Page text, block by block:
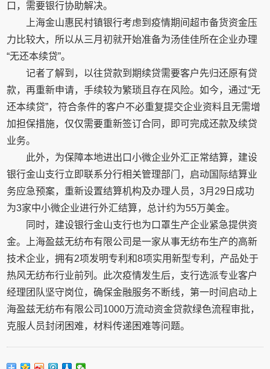
口，需要银行协助解决。
上海金山惠民村镇银行考虑到疫情期间超市备货资金压
力比较大，所以从三月初就开始准备为汤佳佳所在企业办理
“无还本续贷”。
记者了解到，以往贷款到期续贷需要客户先归还原有贷
款，再重新申请，手续较为繁琐且存在风险。如今，通过“无
还本续贷”，符合条件的客户不必重复提交企业资料且无需增
加担保措施，仅仅需要重新签订合同，即可完成还款及续贷
业务。
此外，为保障本地进出口小微企业外汇正常结算，建设
银行金山支行立即联系分行相关管理部门，启动国际结算业
务应急预案，重新设置结算机构及办理人员，3月29日成功
为3家中小微企业进行外汇结算，总计约为55万美金。
同时，建设银行金山支行也为口罩生产企业紧急提供资
金。上海盈兹无纺布有限公司是一家从事无纺布生产的高新
技术企业，拥有2项发明专利和8项实用新型专利，产品处于
热风无纺布行业前列。此次疫情发生后，支行选派专业客户
经理团队坚守岗位，确保金融服务不断线，第一时间启动上
海盈兹无纺布有限公司1000万流动资金贷款绿色流程审批，
克服人员封闭困难，材料传递困难等问题。